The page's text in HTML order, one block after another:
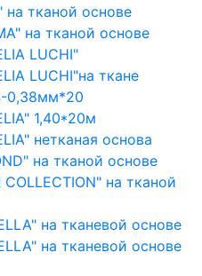
на тканой основе
на тканой основе
LUCHI"
LUCHI"на ткане
0,38мм*20
1,40*20м
нетканая основа
на тканой основе
COLLECTION" на тканой
на тканевой основе
на тканевой основе